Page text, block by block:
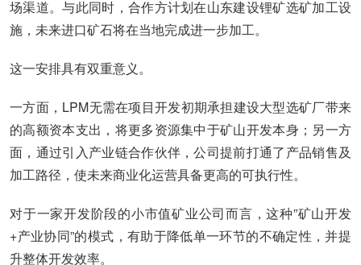
场渠道。与此同时，合作方计划在山东建设锂矿选矿加工设
施，未来进口矿石将在当地完成进一步加工。
这一安排具有双重意义。
一方面，LPM无需在项目开发初期承担建设大型选矿厂带来
的高额资本支出，将更多资源集中于矿山开发本身；另一方
面，通过引入产业链合作伙伴，公司提前打通了产品销售及
加工路径，使未来商业化运营具备更高的可执行性。
对于一家开发阶段的小市值矿业公司而言，这种”矿山开发
+产业协同”的模式，有助于降低单一环节的不确定性，并提
升整体开发效率。